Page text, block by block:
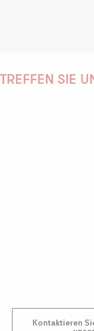
TREFFEN SIE
Kontaktieren Sie uns oder besuchen Sie uns in einem